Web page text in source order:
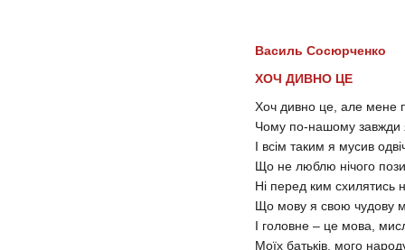
Василь Сосюрченко
ХОЧ ДИВНО ЦЕ
Хоч дивно це, але мене
Чому по-нашому завжди
І всім таким я мусив
Що не люблю нічого
Ні перед ким схилятись
Що мову я свою чудову
І головне – це мова,
Моїх батьків, мого